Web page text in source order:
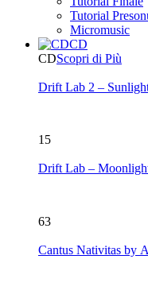
Tutorial
Micromusic
CD
CDScopri di Più
Drift Lab 2 –
15
Drift Lab –
63